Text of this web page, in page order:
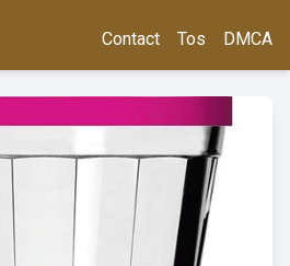
Contact Tos DMCA